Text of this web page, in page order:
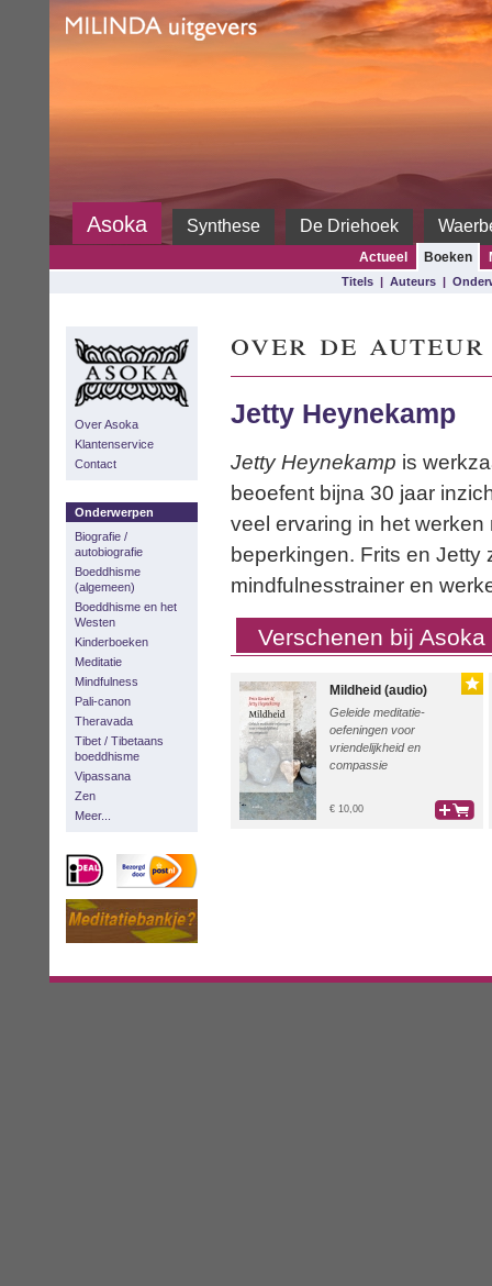
Asoka Synthese De Driehoek
Actueel Boeken
Titels | Auteurs |
Over Asoka
Klantenservice
Contact
Onderwerpen
Biografie /
autobiografie
Boeddhisme
(algemeen)
Boeddhisme en het
Westen
Kinderboeken
Meditatie
Mindfulness
Pali-canon
Theravada
Tibet / Tibetaans
boeddhisme
Vipassana
Zen
Meer...
over de auteur
Jetty Heynekamp
Jetty Heynekamp is
beoefent bijna 30 jaar
veel ervaring in het
beperkingen. Frits en Jetty
mindfulnesstrainer en
Verschenen bij Asoka
Mildheid (audio)
Geleide meditatie-
oefeningen voor
vriendelijkheid en
compassie
€ 10,00